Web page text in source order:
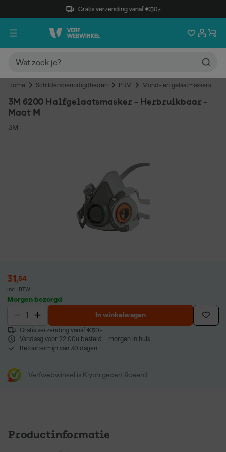
Gratis verzending vanaf €50,-
Home Schildersbenodigdheden PBM Mond- en gelaatmaskers
3M 6200 Halfgelaatsmasker - Herbruikbaar -
Maat M
3M
31,54
incl. BTW
Morgen bezorgd
In winkelwagen
Gratis verzending vanaf €50,-
Vandaag voor 22:00u besteld = morgen in huis
Retourtermijn van 30 dagen
Verfwebwinkel is Kiyoh gecertificeerd
Productinformatie